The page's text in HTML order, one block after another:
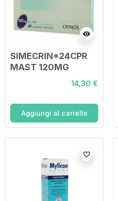
visibility
SIMECRIN*24CPR
MAST 120MG
14,30 €
Aggiungi al carrello
favorite_border